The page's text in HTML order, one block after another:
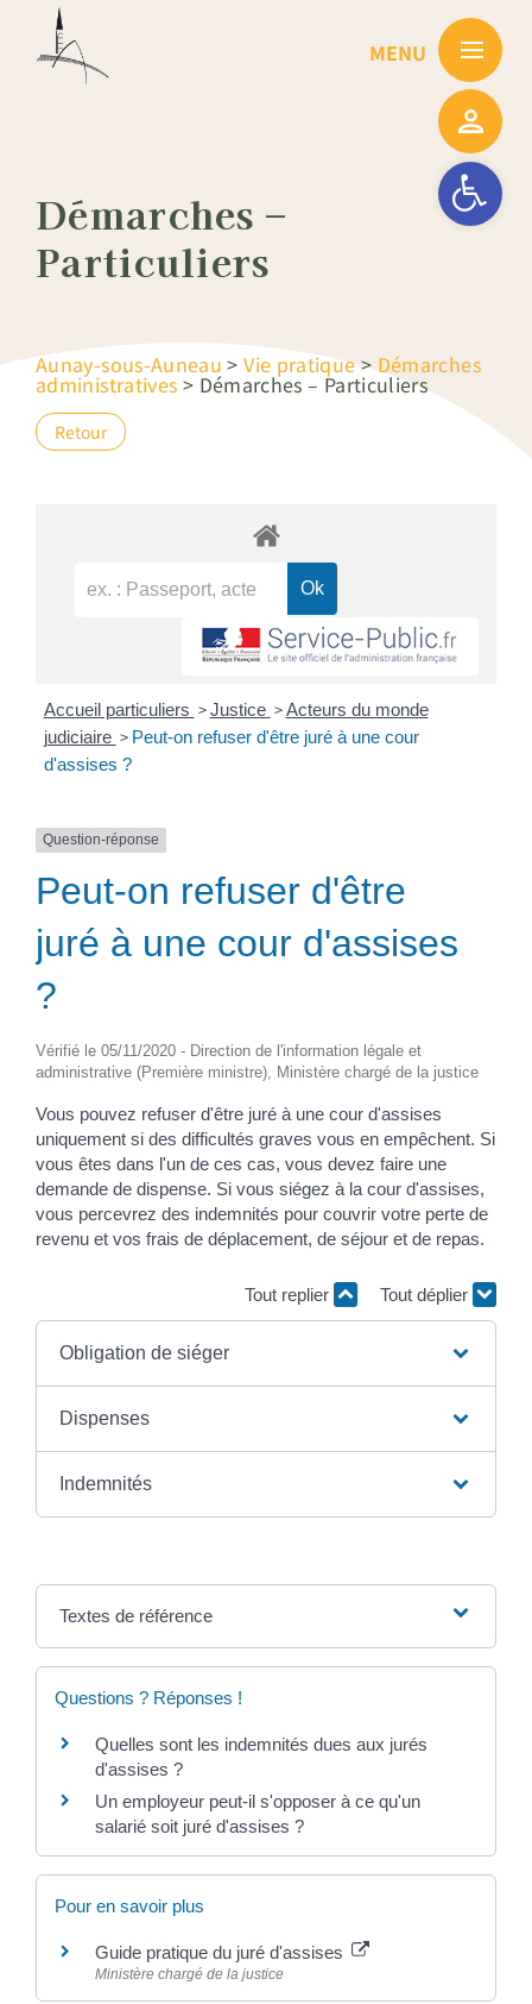
Ouvrir la
Démarches –
Particuliers
Aunay-sous-Auneau >Vie pratique>Démarches
administratives > Démarches – Particuliers
Retour
Accueil particuliers > Justice > Acteurs du monde
judiciaire > Peut-on refuser d'être juré à une cour
d'assises ?
Question-réponse
Peut-on refuser d'être
juré à une cour d'assises
?
Vérifié le 05/11/2020 - Direction de l'information légale et
administrative (Première ministre), Ministère chargé de la justice
Vous pouvez refuser d'être juré à une cour d'assises
uniquement si des difficultés graves vous en empêchent. Si
vous êtes dans l'un de ces cas, vous devez faire une
demande de dispense. Si vous siégez à la cour d'assises,
vous percevrez des indemnités pour couvrir votre perte de
revenu et vos frais de déplacement, de séjour et de repas.
Tout replier Tout déplier
Obligation de siéger
Dispenses
Indemnités
Textes de référence
Questions ? Réponses !
Quelles sont les indemnités dues aux jurés
d'assises ?
Un employeur peut-il s'opposer à ce qu'un
salarié soit juré d'assises ?
Pour en savoir plus
Guide pratique du juré d'assises
Ministère chargé de la justice